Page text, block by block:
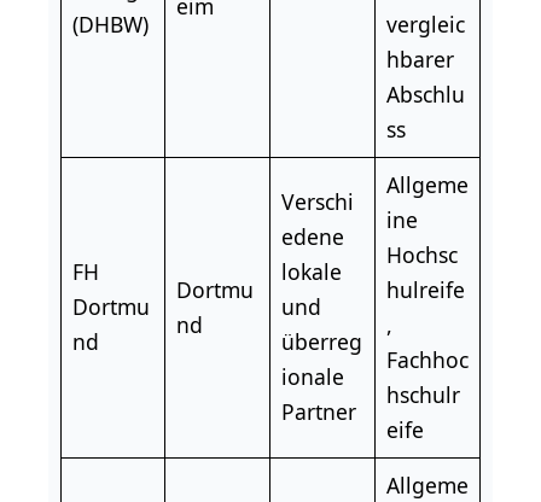
(DHBW)
eim
vergleic
hbarer
Abschlu
ss
FH
Dortmu
nd
Dortmu
nd
Verschi
edene
lokale
und
überreg
ionale
Partner
Allgeme
ine
Hochsc
hulreife
,
Fachhoc
hschulr
eife
Allgeme